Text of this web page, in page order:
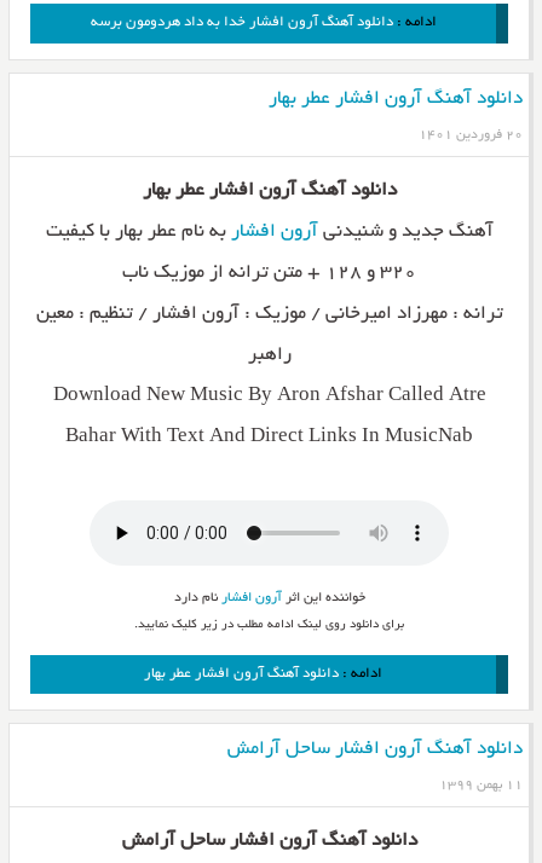
ادامه :دانلود آهنگ آرون افشار خدا به داد هردومون برسه
دانلود آهنگ آرون افشار عطر بهار
۲۰ فروردین ۱۴۰۱
دانلود آهنگ آرون افشار عطر بهار
آهنگ جدید و شنیدنی آرون افشار به نام عطر بهار با کیفیت
۳۲۰ و ۱۲۸ + متن ترانه از موزیک ناب
ترانه : مهرزاد امیرخانی / موزیک : آرون افشار / تنظیم : معین
راهبر
Download New Music By Aron Afshar Called Atre
Bahar With Text And Direct Links In MusicNab
خواننده این اثر آرون افشار نام دارد
برای دانلود روی لینک ادامه مطلب در زیر کلیک نمایید.
ادامه : دانلود آهنگ آرون افشار عطر بهار
دانلود آهنگ آرون افشار ساحل آرامش
۱۱ بهمن ۱۳۹۹
دانلود آهنگ آرون افشار ساحل آرامش